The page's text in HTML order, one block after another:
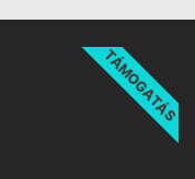
TÁMOGATÁS